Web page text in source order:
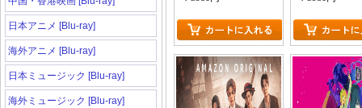
日本アニメ [Blu-ray]
海外アニメ [Blu-ray]
日本ミュージック [Blu-ray]
海外ミュージック [Blu-ray]